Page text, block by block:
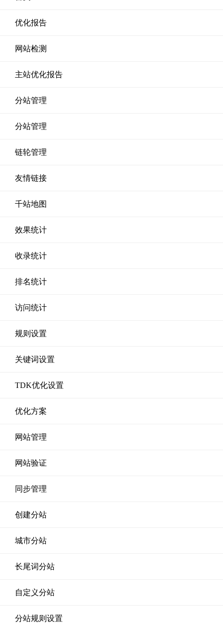
优化报告
网站检测
主站优化报告
分站管理
分站管理
链轮管理
友情链接
千站地图
效果统计
收录统计
排名统计
访问统计
规则设置
关键词设置
TDK优化设置
优化方案
网站管理
网站验证
同步管理
创建分站
城市分站
长尾词分站
自定义分站
分站规则设置